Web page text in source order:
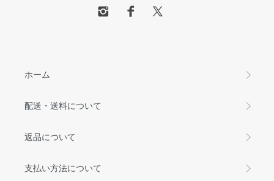
ホーム
配送・送料について
返品について
支払い方法について